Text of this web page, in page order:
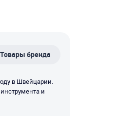
Товары бренда
в Швейцарии.
и